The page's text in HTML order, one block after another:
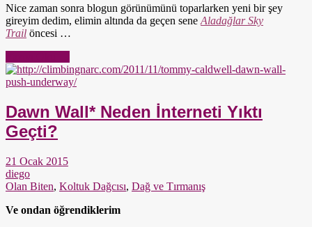
Nice zaman sonra blogun görünümünü toparlarken yeni bir şey
gireyim dedim, elimin altında da geçen sene Aladağlar Sky
Trail öncesi …
Dawn Wall* Neden İnterneti Yıktı
Geçti?
21 Ocak 2015
diego
Olan Biten, Koltuk Dağcısı, Dağ ve Tırmanış
Ve ondan öğrendiklerim